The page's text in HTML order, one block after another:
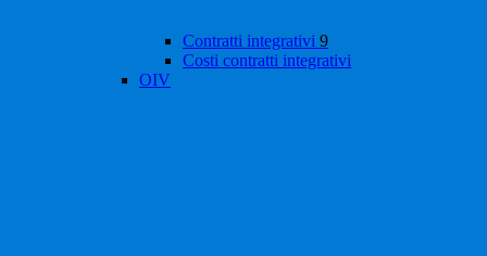
Contratti integrativi 9
Costi contratti integrativi
OIV